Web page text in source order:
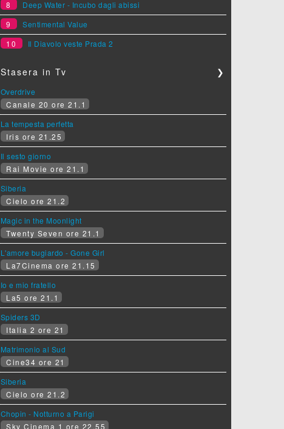
8
Deep Water - Incubo dagli abissi
9
Sentimental Value
10
Il Diavolo veste Prada 2
Stasera in Tv ❯
Overdrive
Canale 20 ore 21.1
La tempesta perfetta
Iris ore 21.25
Il sesto giorno
Rai Movie ore 21.1
Siberia
Cielo ore 21.2
Magic in the Moonlight
Twenty Seven ore 21.1
L'amore bugiardo - Gone Girl
La7Cinema ore 21.15
Io e mio fratello
La5 ore 21.1
Spiders 3D
Italia 2 ore 21
Matrimonio al Sud
Cine34 ore 21
Siberia
Cielo ore 21.2
Chopin - Notturno a Parigi
Sky Cinema 1 ore 22.55